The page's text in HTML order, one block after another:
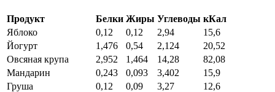
Продукт Белки Жиры Углеводы кКал
Яблоко
0,12 0,12 2,94
15,6
Йогурт
1,476 0,54 2,124
20,52
Овсяная крупа
2,952 1,464 14,28
82,08
Мандарин
0,243 0,093 3,402
15,9
Груша
0,12 0,09 3,27
12,6